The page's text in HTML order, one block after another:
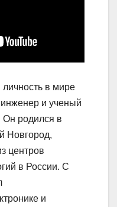
личность в мире
и ученый
Он родился в
Новгород,
центров
в России. С
и